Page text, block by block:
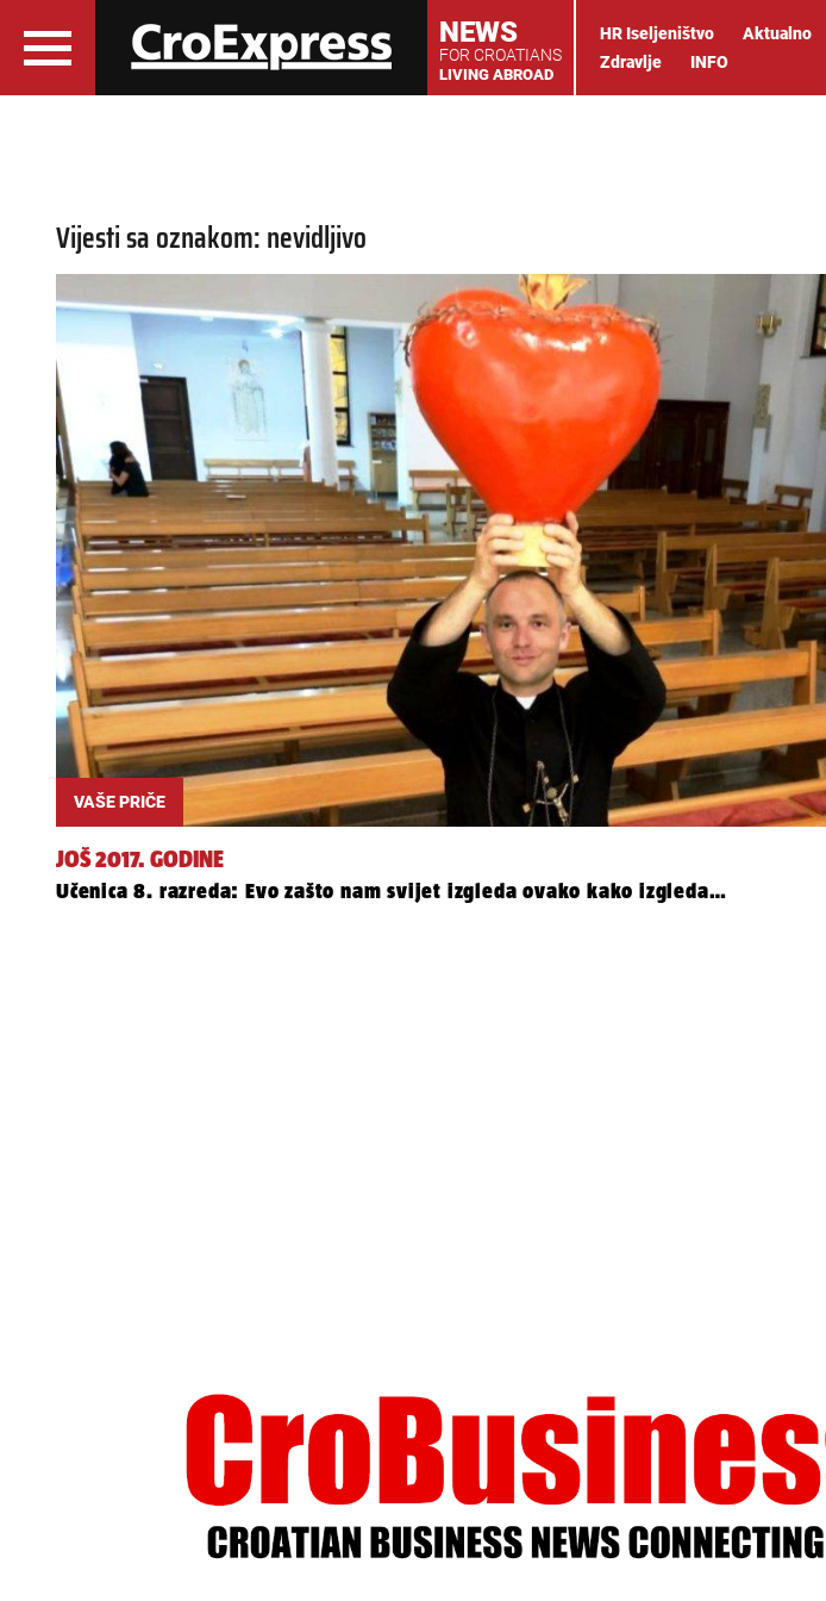
NEWS
FOR CROATIANS
LIVING ABROAD
HR Iseljeništvo Aktualno
Zdravlje
INFO
Vijesti sa oznakom: nevidljivo
VAŠE PRIČE
JOŠ 2017. GODINE
Učenica 8. razreda: Evo zašto nam svijet izgleda ovako kako izgleda…